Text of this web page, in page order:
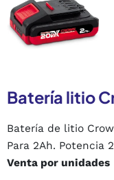
Batería litio
Batería de litio
Para 2Ah. Potencia
Venta por unidades